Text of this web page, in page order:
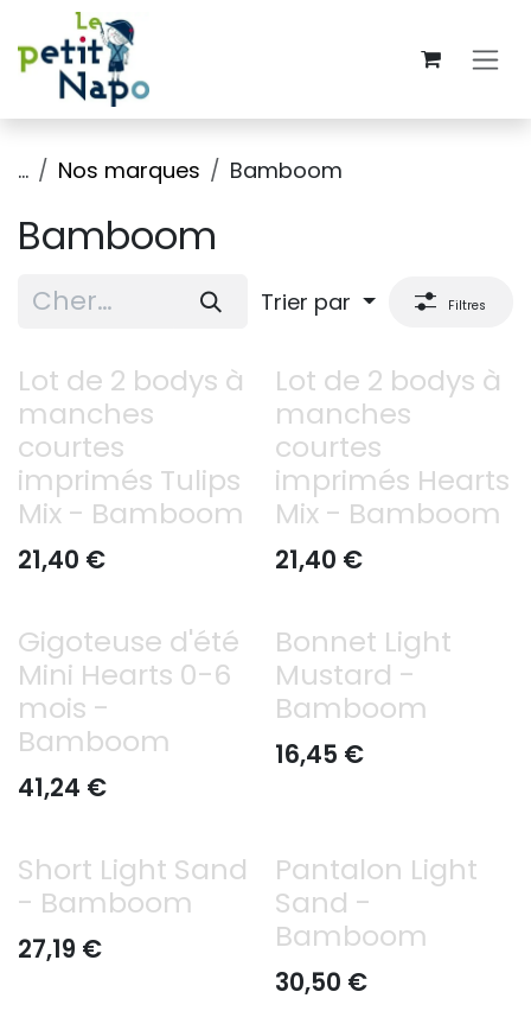
Se rendre au contenu
... Nos marques Bamboom
Bamboom
Trier par Filtres
Lot de 2 bodys à
manches
courtes
imprimés Tulips
Mix - Bamboom
21,40 €
Lot de 2 bodys à
manches
courtes
imprimés Hearts
Mix - Bamboom
21,40 €
Gigoteuse d'été
Mini Hearts 0-6
mois -
Bamboom
41,24 €
Bonnet Light
Mustard -
Bamboom
16,45 €
Short Light Sand
- Bamboom
27,19 €
Pantalon Light
Sand -
Bamboom
30,50 €